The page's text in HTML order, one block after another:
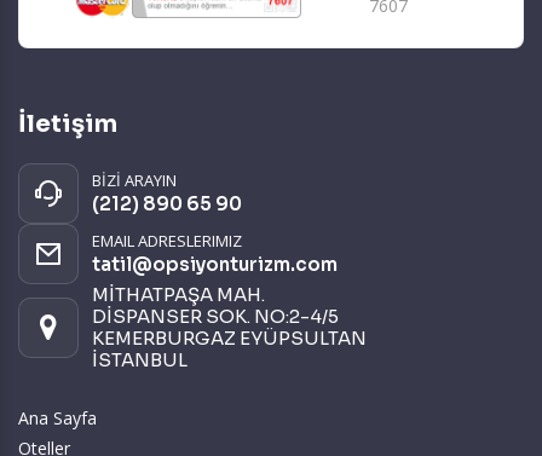
7607
İletişim
BİZİ ARAYIN
(212) 890 65 90
EMAIL ADRESLERIMIZ
tatil@opsiyonturizm.com
MİTHATPAŞA MAH.
DİSPANSER SOK. NO:2-4/5
KEMERBURGAZ EYÜPSULTAN
İSTANBUL
Ana Sayfa
Oteller